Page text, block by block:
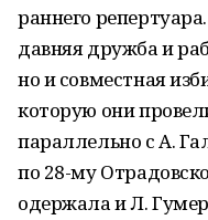
раннего
давняя дружба и
но и совместная
которую они
параллельно с А.
по 28-му
одержала и Л.